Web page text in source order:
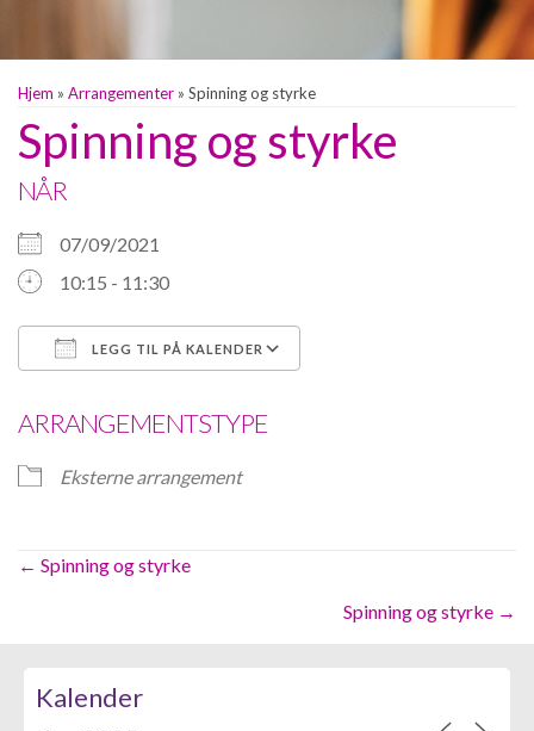
Hjem » Arrangementer » Spinning og styrke
Spinning og styrke
NÅR
07/09/2021
10:15 - 11:30
LEGG TIL PÅ KALENDER
ARRANGEMENTSTYPE
Eksterne arrangement
Posts
← Spinning og styrke
Spinning og styrke →
Kalender